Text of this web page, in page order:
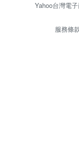
Yahoo台灣電
服務條